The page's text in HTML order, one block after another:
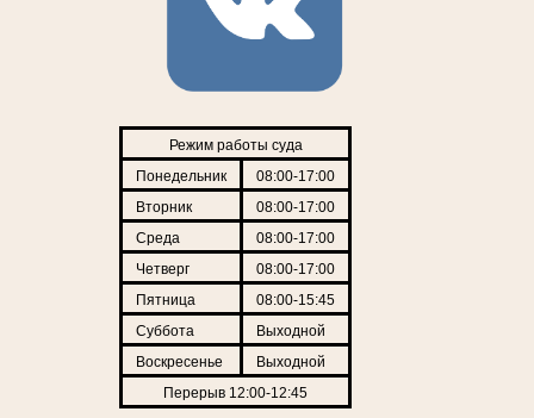
Режим работы суда
Понедельник
08:00-17:00
Вторник
08:00-17:00
Среда
08:00-17:00
Четверг
08:00-17:00
Пятница
08:00-15:45
Суббота
Выходной
Воскресенье
Выходной
Перерыв 12:00-12:45